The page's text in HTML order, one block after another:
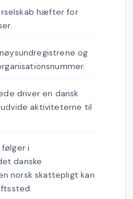
hæfter for
og
driver en dansk
aktiviteterne til
i
danske
norsk skattepligt kan